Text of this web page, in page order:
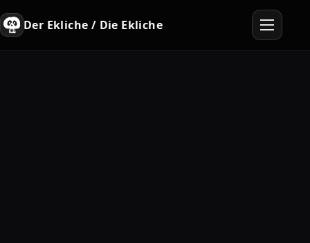
Der Ekliche / Die Ekliche